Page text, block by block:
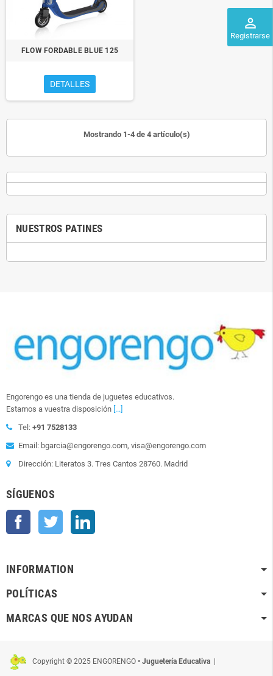
perm_identity
Registrarse
NUESTROS PATINES
FLOW FORDABLE BLUE 125
DETALLES
Mostrando 1-4 de 4 artículo(s)
Engorengo es una tienda de juguetes educativos.
Estamos a vuestra disposición [...]
Tel: +91 7528133
Email: bgarcia@engorengo.com, visa@engorengo.com
Dirección: Literatos 3. Tres Cantos 28760. Madrid
SÍGUENOS
Facebook Twitter
INFORMATION
POLÍTICAS
MARCAS QUE NOS AYUDAN
Copyright © 2025 ENGORENGO • Juguetería Educativa